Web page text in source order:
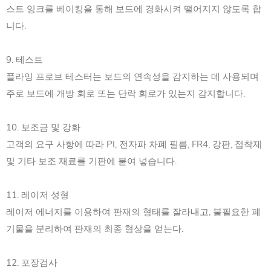
스트 잉크를 베이킹을 통해 보드에 경화시켜 떨어지지 않도록 합
니다.
9. 테스트
플라잉 프로브 테스터는 보드의 연속성을 감지하는 데 사용되며
주로 보드에 개방 회로 또는 단락 회로가 있는지 감지합니다.
10. 보조금 및 강화
고객의 요구 사항에 따라 PI, 전자파 차폐 필름, FR4, 강판, 접착제
및 기타 보조 재료를 기판에 붙여 넣습니다.
11. 레이저 성형
레이저 에너지를 이용하여 판재의 형태를 잘라내고, 불필요한 폐
기물을 분리하여 판재의 최종 형상을 얻는다.
12. 포장검사